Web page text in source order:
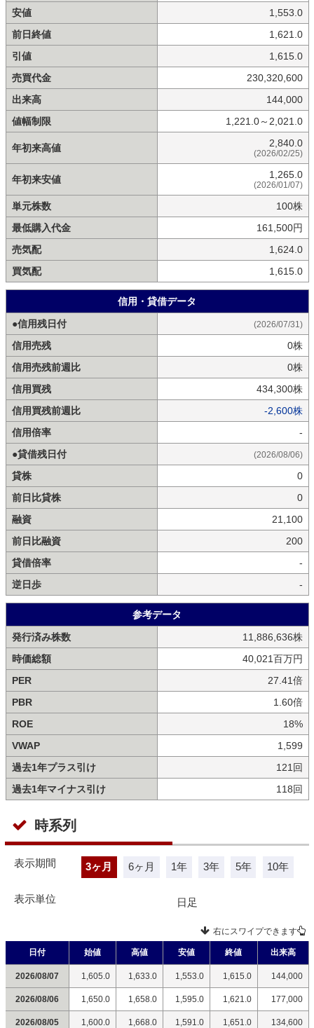
安値
1,553.0
前日終値
1,621.0
引値
1,615.0
売買代金
230,320,600
出来高
144,000
値幅制限
1,221.0～2,021.0
年初来高値 2,840.0
(2026/02/25)
年初来安値 1,265.0
(2026/01/07)
単元株数
100株
最低購入代金
161,500円
売気配
1,624.0
買気配
1,615.0
信用・貸借データ
●信用残日付
(2026/07/31)
信用売残
0株
信用売残前週比
0株
信用買残
434,300株
信用買残前週比
-2,600株
信用倍率
-
●貸借残日付
(2026/08/06)
貸株
0
前日比貸株
0
融資
21,100
前日比融資
200
貸借倍率
-
逆日歩
-
参考データ
発行済み株数
11,886,636株
時価総額
40,021百万円
PER
27.41倍
PBR
1.60倍
ROE
18%
VWAP
1,599
過去1年プラス引け
121回
過去1年マイナス引け
118回
時系列
表示期間 3ヶ月 6ヶ月 1年 3年 5年 10年
表示単位 日足
右にスワイプできます
日付 始値 高値 安値 終値 出来高
2026/08/07 1,605.0 1,633.0 1,553.0 1,615.0 144,000
2026/08/06 1,650.0 1,658.0 1,595.0 1,621.0 177,000
2026/08/05 1,600.0 1,668.0 1,591.0 1,651.0 134,600